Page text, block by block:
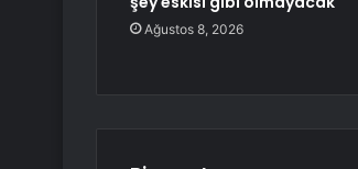
Ağustos 8, 2026